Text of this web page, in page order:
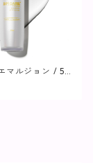
マルジョン / 50
】